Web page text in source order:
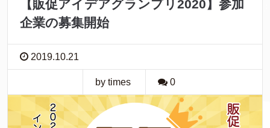
【販促アイデアグランプリ2020】参加
企業の募集開始
2019.10.21
by times 0